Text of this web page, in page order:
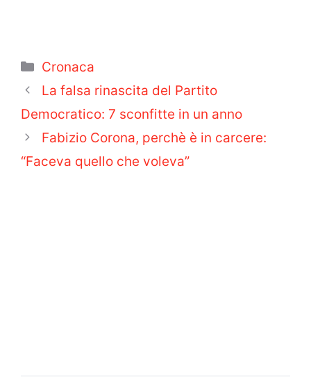
Categorie
Cronaca
La falsa rinascita del Partito
Democratico: 7 sconfitte in un anno
Fabizio Corona, perchè è in carcere:
“Faceva quello che voleva”